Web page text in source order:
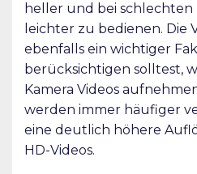
heller und bei schlechten
leichter zu bedienen. Die
ebenfalls ein wichtiger
berücksichtigen solltest,
Kamera Videos
werden immer häufiger
eine deutlich höhere
HD-Videos.